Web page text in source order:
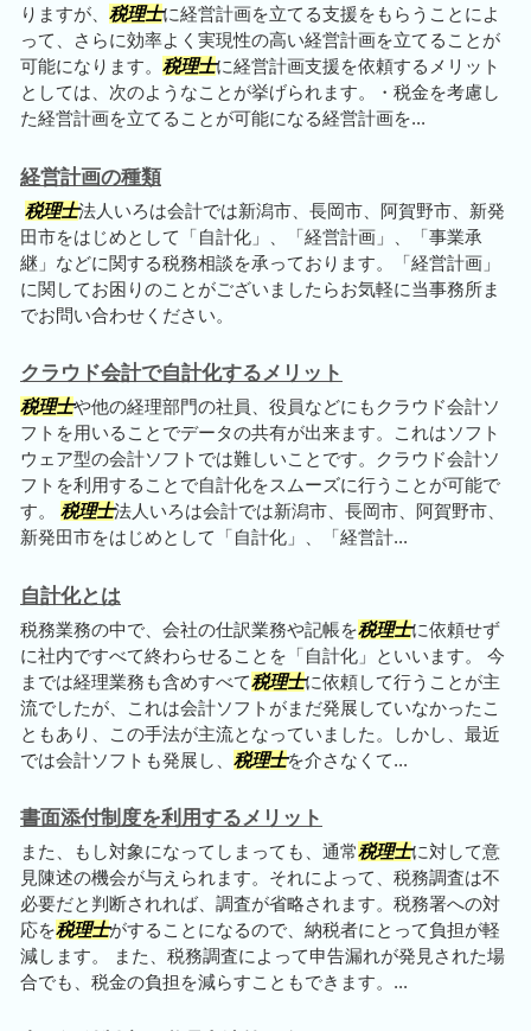
りますが、 税理士に経営計画を立てる支援をもらうことによ
って、さらに効率よく実現性の高い経営計画を立てることが
可能になります。 税理士に経営計画支援を依頼するメリット
としては、次のようなことが挙げられます。・税金を考慮し
た経営計画を立てることが可能になる経営計画を...
経営計画の種類
税理士法人いろは会計では新潟市、長岡市、阿賀野市、新発
田市をはじめとして「自計化」、「経営計画」、「事業承
継」などに関する税務相談を承っております。「経営計画」
に関してお困りのことがございましたらお気軽に当事務所ま
でお問い合わせください。
クラウド会計で自計化するメリット
税理士や他の経理部門の社員、役員などにもクラウド会計ソ
フトを用いることでデータの共有が出来ます。これはソフト
ウェア型の会計ソフトでは難しいことです。クラウド会計ソ
フトを利用することで自計化をスムーズに行うことが可能で
す。 税理士法人いろは会計では新潟市、長岡市、阿賀野市、
新発田市をはじめとして「自計化」、「経営計...
自計化とは
税務業務の中で、会社の仕訳業務や記帳を税理士に依頼せず
に社内ですべて終わらせることを「自計化」といいます。 今
までは経理業務も含めすべて税理士に依頼して行うことが主
流でしたが、これは会計ソフトがまだ発展していなかったこ
ともあり、この手法が主流となっていました。しかし、最近
では会計ソフトも発展し、 税理士を介さなくて...
書面添付制度を利用するメリット
また、もし対象になってしまっても、通常税理士に対して意
見陳述の機会が与えられます。それによって、税務調査は不
必要だと判断されれば、調査が省略されます。税務署への対
応を税理士がすることになるので、納税者にとって負担が軽
減します。 また、税務調査によって申告漏れが発見された場
合でも、税金の負担を減らすこともできます。...